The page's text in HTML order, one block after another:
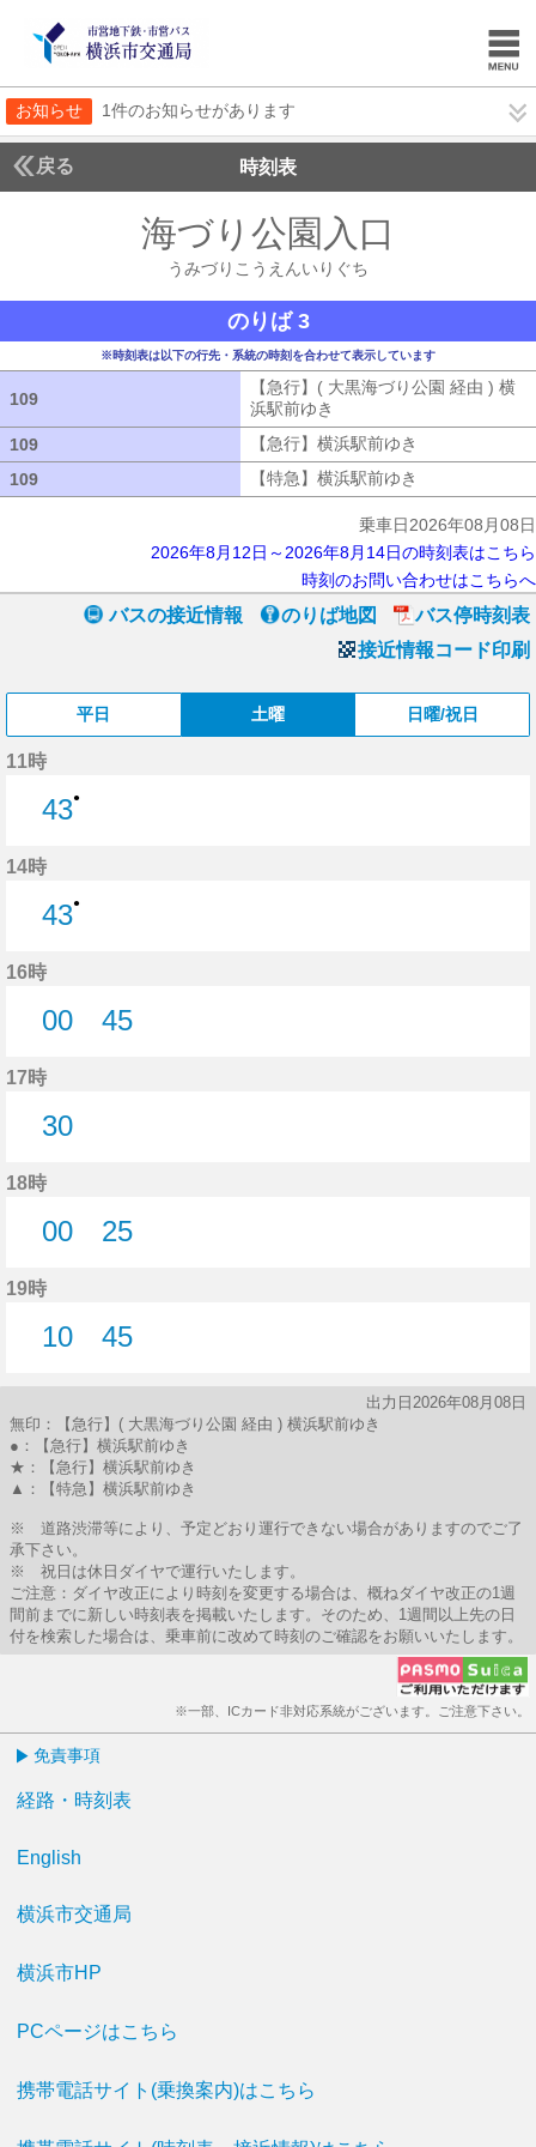
お知らせ 1件のお知らせがあります
戻る 時刻表
海づり公園入口
うみづりこうえんいりぐち
のりば 3
※時刻表は以下の行先・系統の時刻を合わせて表示しています
109
【急行】( 大黒海づり公園 経由 ) 横
浜駅前ゆき
109
【急行】横浜駅前ゆき
109
【特急】横浜駅前ゆき
乗車日2026年08月08日
2026年8月12日～2026年8月14日の時刻表はこちら
時刻のお問い合わせはこちらへ
バスの接近情報 のりば地図
バス停時刻表
接近情報コード印刷
平日 土曜 日曜/祝日
11時
43●
14時
43●
16時
00
45
17時
30
18時
00
25
19時
10
45
出力日2026年08月08日
無印：【急行】( 大黒海づり公園 経由 ) 横浜駅前ゆき
●：【急行】横浜駅前ゆき
★：【急行】横浜駅前ゆき
▲：【特急】横浜駅前ゆき
※ 道路渋滞等により、予定どおり運行できない場合がありますのでご了
承下さい。
※ 祝日は休日ダイヤで運行いたします。
ご注意：ダイヤ改正により時刻を変更する場合は、概ねダイヤ改正の1週
間前までに新しい時刻表を掲載いたします。そのため、1週間以上先の日
付を検索した場合は、乗車前に改めて時刻のご確認をお願いいたします。
※一部、ICカード非対応系統がございます。ご注意下さい。
免責事項
経路・時刻表
English
横浜市交通局
横浜市HP
PCページはこちら
携帯電話サイト(乗換案内)はこちら